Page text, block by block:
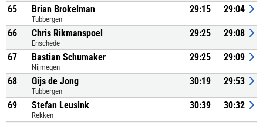
65 Brian Brokelman
Tubbergen
29:15 29:04
66 Chris Rikmanspoel
Enschede
29:25 29:08
67 Bastian Schumaker
Nijmegen
29:25 29:09
68 Gijs de Jong
Tubbergen
30:19 29:53
69 Stefan Leusink
Rekken
30:39 30:32